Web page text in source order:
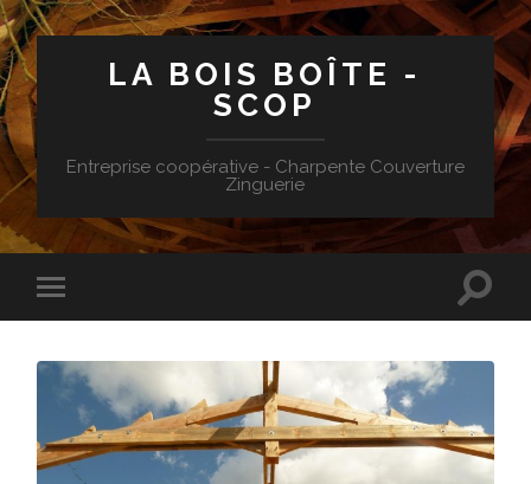
LA BOIS BOÎTE -
SCOP
Entreprise coopérative - Charpente Couverture
Zinguerie